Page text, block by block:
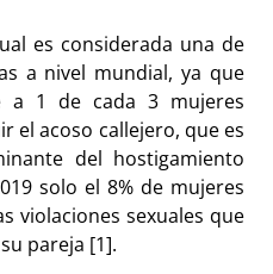
es considerada una de
a nivel mundial, ya que
a 1 de cada 3 mujeres
el acoso callejero, que es
del hostigamiento
solo el 8% de mujeres
violaciones sexuales que
pareja [1].